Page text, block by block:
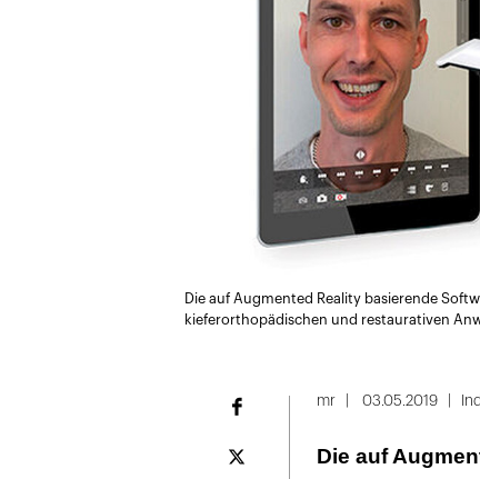
Die auf Augmented Reality basierende
kieferorthopädischen und restaurativen
Plattform
mr 03.05.2019
Die auf